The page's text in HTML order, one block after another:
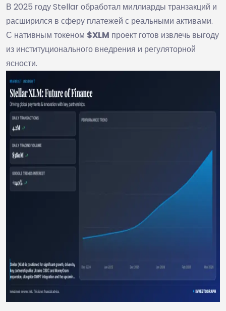
В 2025 году Stellar обработал миллиарды транзакций и
расширился в сферу платежей с реальными активами.
С нативным токеном $XLM проект готов извлечь выгоду
из институционального внедрения и регуляторной
ясности.